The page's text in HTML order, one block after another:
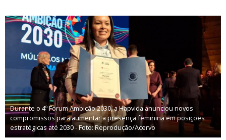
Durante o 4º Fórum Ambição 2030, a Hapvida anunciou novos
compromissos para aumentar a presença feminina em posições
estratégicas até 2030 - Foto: Reprodução/Acervo